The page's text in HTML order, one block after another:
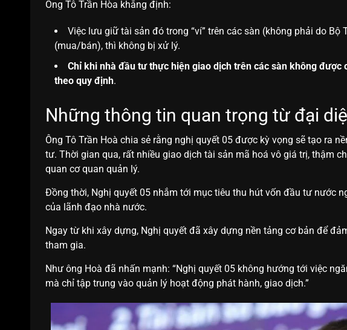
Ông Tô Trần Hòa khẳng định:
Việc lưu giữ tài sản đó trong “ví” trên các sàn (không phải do
(mua/bán), thì không bị xử lý.
Chỉ khi nhà đầu tư thực hiện giao dịch trên các sàn không
theo quy định.
Những thông tin quan trọng từ đại
Ông Tô Trần Hoà chia sẻ rằng nghị quyết 05 được kỳ vọng sẽ tạo ra
tư. Thời gian qua, rất nhiều giao dịch tài sản mã hoá vô giá trị, thậm
quan cơ quan quản lý.
Đồng thời, Nghị quyết 05 nhắm tới mục tiêu thu hút vốn đầu tư nước
của lãnh đạo nhà nước.
Ngay từ khi xây dựng, Nghị quyết đã xây dựng nền tảng cơ bản để
tham gia.
Như ông Hoà đã nhấn mạnh: “Nghị quyết 05 không hướng tới việc
mà chỉ tập trung vào quản lý hoạt động phát hành, giao dịch.”